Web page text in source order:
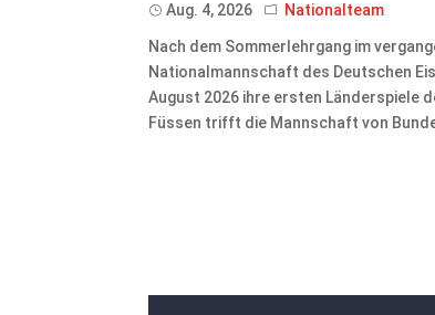
Aug. 4, 2026 Nationalteam
Nach dem Sommerlehrgang im
Nationalmannschaft des Deutschen
August 2026 ihre ersten Länderspiele
Füssen trifft die Mannschaft von